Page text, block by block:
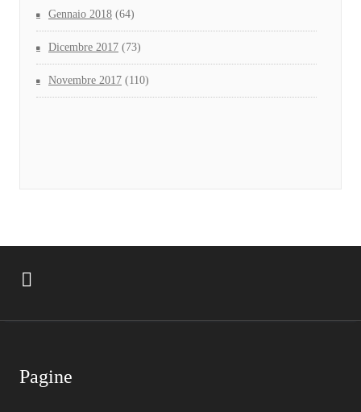
Gennaio 2018 (64)
Dicembre 2017 (73)
Novembre 2017 (110)
Pagine